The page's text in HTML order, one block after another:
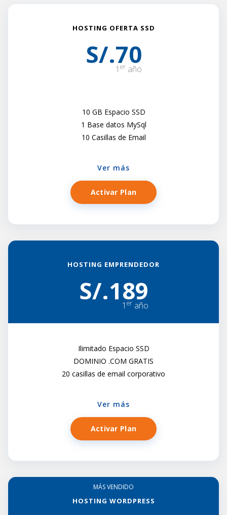
HOSTING OFERTA SSD
S/.70
1 eraño
10 GB Espacio SSD
1 Base datos MySql
10 Casillas de Email
Ver más
Activar Plan
HOSTING EMPRENDEDOR
S/.189
1 eraño
Ilimitado Espacio SSD
DOMINIO .COM GRATIS
20 casillas de email corporativo
Ver más
Activar Plan
MÁS VENDIDO
HOSTING WORDPRESS